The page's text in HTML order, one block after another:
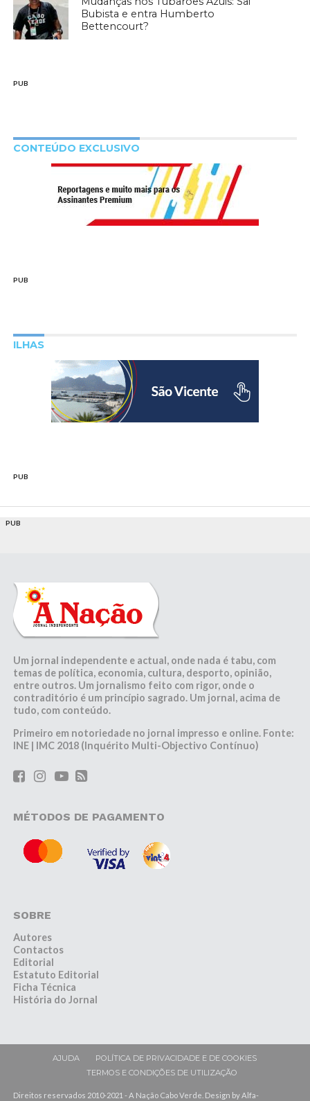
Bubista e entra Humberto
Bettencourt?
PUB
CONTEÚDO EXCLUSIVO
PUB
ILHAS
PUB
PUB
Um jornal independente e actual, onde nada é tabu, com
temas de política, economia, cultura, desporto, opinião,
entre outros. Um jornalismo feito com rigor, onde o
contraditório é um princípio sagrado. Um jornal, acima de
tudo, com conteúdo.
Primeiro em notoriedade no jornal impresso e online. Fonte:
INE | IMC 2018 (Inquérito Multi-Objectivo Contínuo)
MÉTODOS DE PAGAMENTO
SOBRE
Autores
Contactos
Editorial
Estatuto Editorial
Ficha Técnica
História do Jornal
AJUDA
POLÍTICA DE PRIVACIDADE E DE COOKIES
TERMOS E CONDIÇÕES DE UTILIZAÇÃO
Direitos reservados 2010-2021 - A Nação Cabo Verde. Design by Alfa-